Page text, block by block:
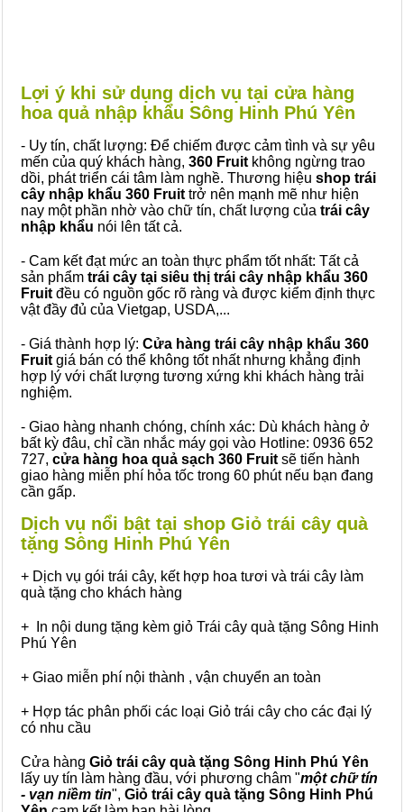
Lợi ý khi sử dụng dịch vụ tại cửa hàng
hoa quả nhập khẩu Sông Hinh Phú Yên
- Uy tín, chất lượng: Để chiếm được cảm tình và sự yêu
mến của quý khách hàng, 360 Fruit không ngừng trao
dồi, phát triển cái tâm làm nghề. Thương hiệu shop trái
cây nhập khẩu 360 Fruit trở nên mạnh mẽ như hiện
nay một phần nhờ vào chữ tín, chất lượng của trái cây
nhập khẩu nói lên tất cả.
- Cam kết đạt mức an toàn thực phẩm tốt nhất: Tất cả
sản phẩm trái cây tại siêu thị trái cây nhập khẩu 360
Fruit đều có nguồn gốc rõ ràng và được kiểm định thực
vật đầy đủ của Vietgap, USDA,...
- Giá thành hợp lý: Cửa hàng trái cây nhập khẩu 360
Fruit giá bán có thể không tốt nhất nhưng khẳng định
hợp lý với chất lượng tương xứng khi khách hàng trải
nghiệm.
- Giao hàng nhanh chóng, chính xác: Dù khách hàng ở
bất kỳ đâu, chỉ cần nhắc máy gọi vào Hotline: 0936 652
727, cửa hàng hoa quả sạch 360 Fruit sẽ tiến hành
giao hàng miễn phí hỏa tốc trong 60 phút nếu bạn đang
cần gấp.
Dịch vụ nổi bật tại shop Giỏ trái cây quà
tặng Sông Hinh Phú Yên
+ Dịch vụ gói trái cây, kết hợp hoa tươi và trái cây làm
quà tặng cho khách hàng
+ In nội dung tặng kèm giỏ Trái cây quà tặng Sông Hinh
Phú Yên
+ Giao miễn phí nội thành , vận chuyển an toàn
+ Hợp tác phân phối các loại Giỏ trái cây cho các đại lý
có nhu cầu
Cửa hàng Giỏ trái cây quà tặng Sông Hinh Phú Yên
lấy uy tín làm hàng đầu, với phương châm "một chữ tín
- vạn niềm tin", Giỏ trái cây quà tặng Sông Hinh Phú